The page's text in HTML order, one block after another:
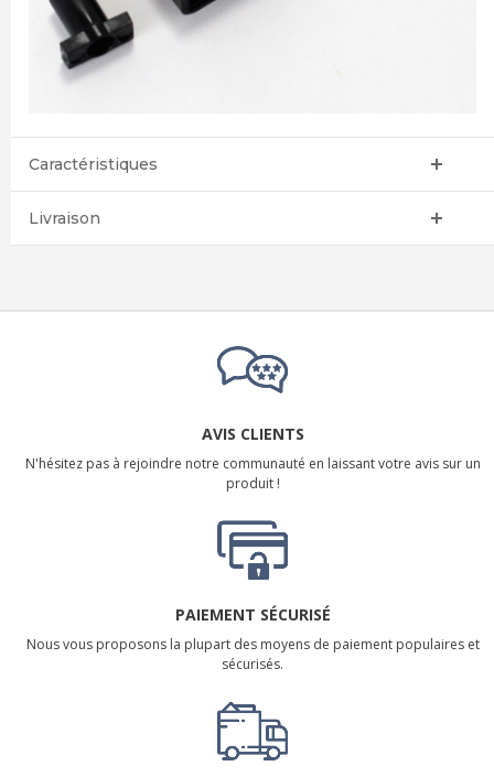
Caractéristiques
Livraison
AVIS CLIENTS
N'hésitez pas à rejoindre notre communauté en laissant votre avis sur un
produit !
PAIEMENT SÉCURISÉ
Nous vous proposons la plupart des moyens de paiement populaires et
sécurisés.